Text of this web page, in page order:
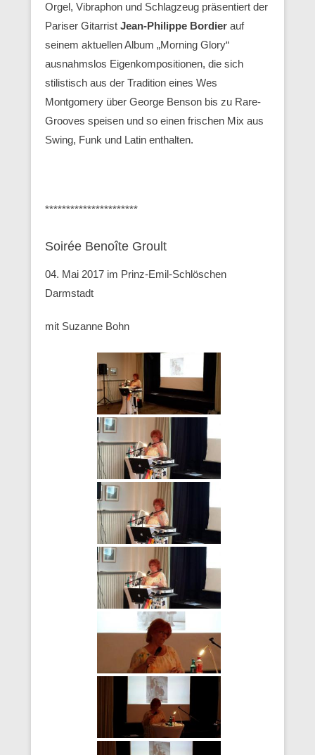
Orgel, Vibraphon und Schlagzeug präsentiert der
Pariser Gitarrist Jean-Philippe Bordier auf
seinem aktuellen Album „Morning Glory“
ausnahmslos Eigenkompositionen, die sich
stilistisch aus der Tradition eines Wes
Montgomery über George Benson bis zu Rare-
Grooves speisen und so einen frischen Mix aus
Swing, Funk und Latin enthalten.
**********************
Soirée Benoîte Groult
04. Mai 2017 im Prinz-Emil-Schlöschen
Darmstadt
mit Suzanne Bohn